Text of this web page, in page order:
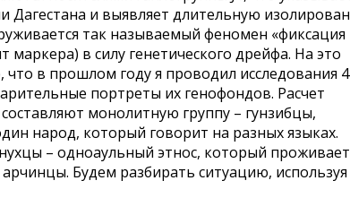
Дагестана и выявляет длительную
так называемый феномен «фиксация
в силу генетического дрейфа. На это
в прошлом году я проводил исследования 4
портреты их генофондов. Расчет
монолитную группу – гунзибцы,
народ, который говорит на разных языках.
– одноаульный этнос, который
Будем разбирать ситуацию, используя